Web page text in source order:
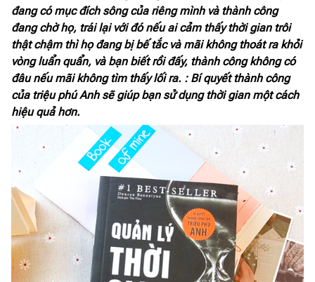
đang có mục đích sông của riêng mình và thành công
đang chờ họ, trái lại với đó nếu ai cảm thấy thời gian trôi
thật chậm thì họ đang bị bế tắc và mãi không thoát ra khỏi
vòng luẩn quẩn, và bạn biết rồi đấy, thành công không có
đâu nếu mãi không tìm thấy lối ra. : Bí quyết thành công
của triệu phú Anh sẽ giúp bạn sử dụng thời gian một cách
hiệu quả hơn.